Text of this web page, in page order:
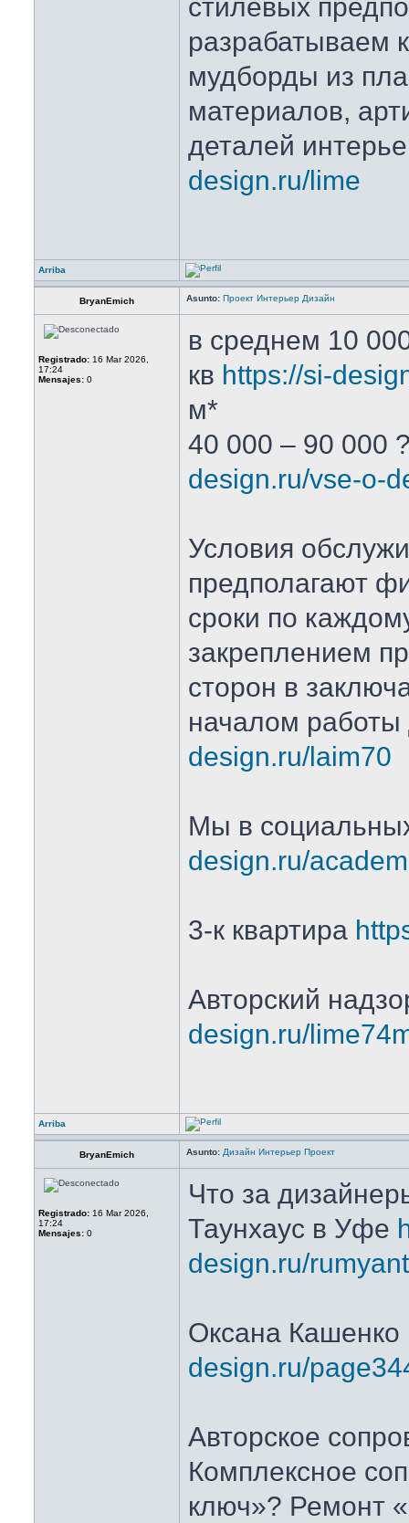
стилевых
разрабатываем
мудборды из
материалов,
деталей
design.ru/lime
Arriba
BryanEmich Asunto: Проект Интерьер Дизайн
Registrado: 16 Mar 2026,
17:24
Mensajes: 0
в среднем 10
кв https://si-
м*
40 000 – 90 000
design.ru/vse-o-
Условия
предполагают
сроки по
закреплением
сторон в
началом работы
design.ru/laim70
Мы в
design.ru/
3-к квартира
Авторский
design.ru/
Arriba
BryanEmich Asunto: Дизайн Интерьер Проект
Registrado: 16 Mar 2026,
17:24
Mensajes: 0
Что за
Таунхаус в Уфе
design.ru/
Оксана Кашенко
design.ru/
Авторское
Комплексное
ключ»? Ремонт